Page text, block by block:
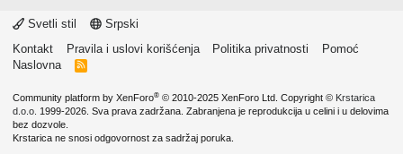
Svetli stil
Srpski
Kontakt
Pravila i uslovi korišćenja Politika privatnosti
Pomoć
Naslovna
R
Community platform by XenForo® © 2010-2025 XenForo Ltd. Copyright © Krstarica
d.o.o. 1999-2026. Sva prava zadržana. Zabranjena je reprodukcija u celini i u delovima
bez dozvole.
Krstarica ne snosi odgovornost za sadržaj poruka.